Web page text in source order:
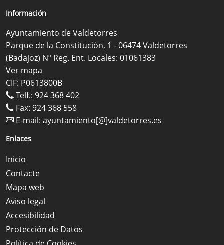
Información
Ayuntamiento de Valdetorres
Parque de la Constitución, 1 - 06474 Valdetorres
(Badajoz) Nº Reg. Ent. Locales: 01061383
Ver mapa
CIF: P0613800B
Telf.: 924 368 402
Fax: 924 368 558
E-mail: ayuntamiento[@]valdetorres.es
Enlaces
Inicio
Contacte
Mapa web
Aviso legal
Accesibilidad
Protección de Datos